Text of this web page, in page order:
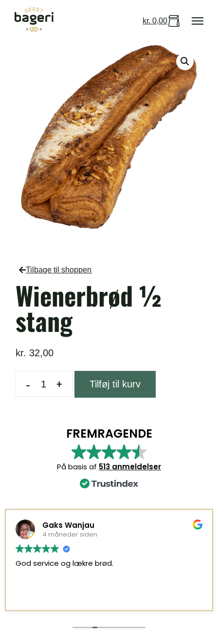
kr. 0,00
Tilbage til shoppen
Wienerbrød ½
stang
kr. 32,00
- + Tilføj til kurv
FREMRAGENDE
På basis af 513 anmeldelser
Gaks Wanjau
4 måneder siden
God service og lækre brød.